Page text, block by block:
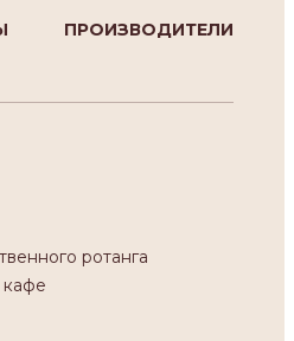
ПРОИЗВОДИТЕЛИ
ротанга
кафе